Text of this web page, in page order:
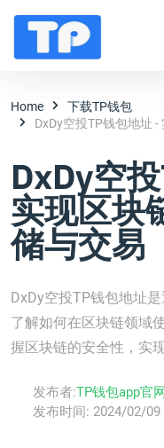
Home
下载TP钱包
DxDy空投TP钱包地址
DxDy空
实现区块
储与交易
DxDy空投TP钱包地址
了解如何在区块链领域
握区块链的安全性，实
发布者:TP钱包app官
发布时间: 2024/02/09